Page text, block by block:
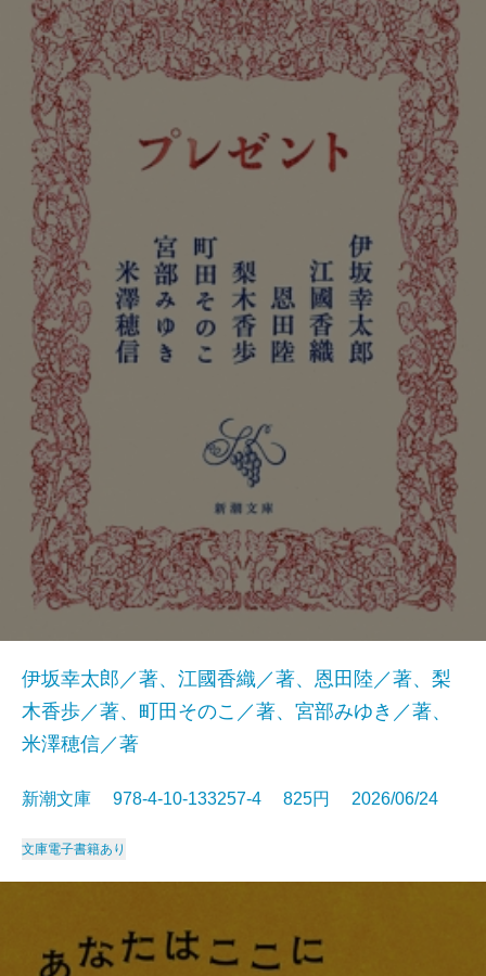
伊坂幸太郎／著、江國香織／著、恩田陸／著、梨
木香歩／著、町田そのこ／著、宮部みゆき／著、
米澤穂信／著
新潮文庫 978-4-10-133257-4 825円 2026/06/24
文庫電子書籍あり